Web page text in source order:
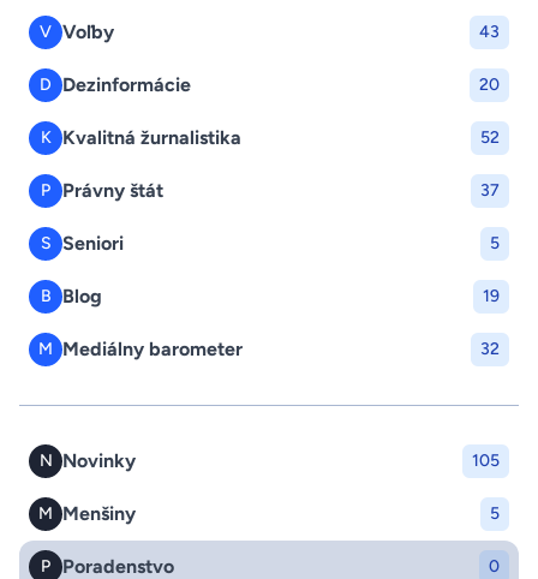
V Voľby 43
D Dezinformácie 20
K Kvalitná žurnalistika 52
P Právny štát 37
S Seniori 5
B Blog 19
M Mediálny barometer 32
N Novinky 105
M Menšiny 5
P Poradenstvo 0